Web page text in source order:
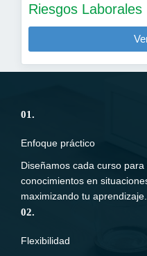
Riesgos Laborales
01.
Enfoque práctico
Diseñamos cada curso
conocimientos en
maximizando tu aprendizaje.
02.
Flexibilidad